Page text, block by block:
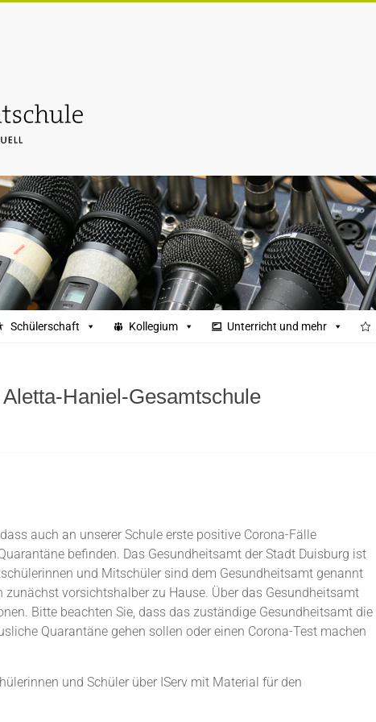
Schülerschaft Kollegium Unterricht und mehr
Haniel-Gesamtschule
auch an unserer Schule erste positive Corona-Fälle
befinden. Das Gesundheitsamt der Stadt Duisburg ist
und Mitschüler sind dem Gesundheitsamt genannt
vorsichtshalber zu Hause. Über das Gesundheitsamt
Bitte beachten Sie, dass das zuständige Gesundheitsamt die
Quarantäne gehen sollen oder einen Corona-Test machen
und Schüler über IServ mit Material für den